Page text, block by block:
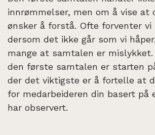
innrømmelser, men om å vise at
ønsker å forstå. Ofte forventer
dersom det ikke går som vi
mange at samtalen er
den første samtalen er starten
der det viktigste er å fortelle at
for medarbeideren din basert på
har observert.